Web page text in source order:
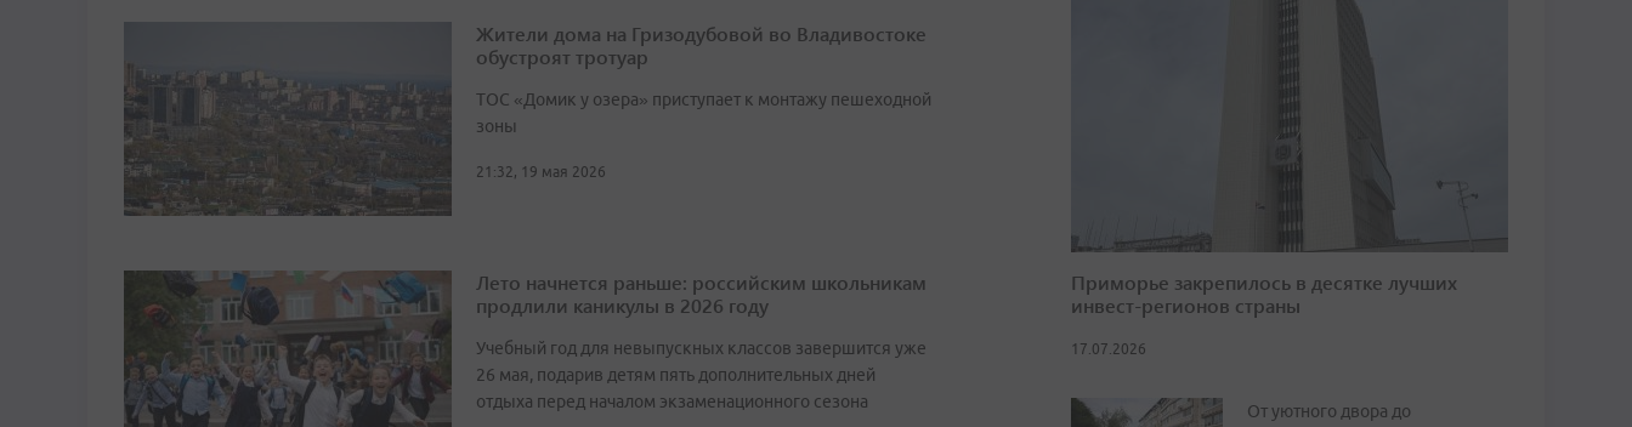
Жители дома на Гризодубовой во Владивостоке
обустроят тротуар
ТОС «Домик у озера» приступает к монтажу пешеходной
зоны
21:32, 19 мая 2026
Лето начнется раньше: российским школьникам
продлили каникулы в 2026 году
Учебный год для невыпускных классов завершится уже
26 мая, подарив детям пять дополнительных дней
отдыха перед началом экзаменационного сезона
Приморье закрепилось в десятке лучших
инвест-регионов страны
17.07.2026
От уютного двора до